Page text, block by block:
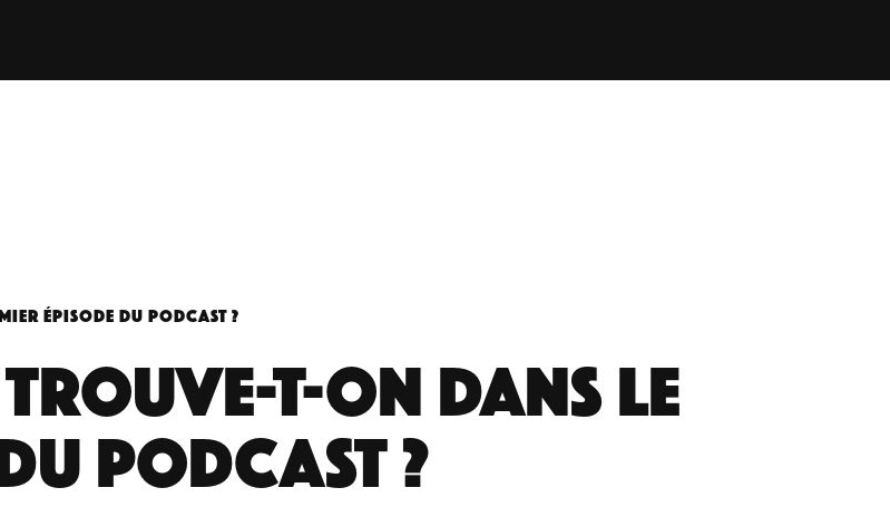
épisode du podcast ?
t-on dans le
podcast ?